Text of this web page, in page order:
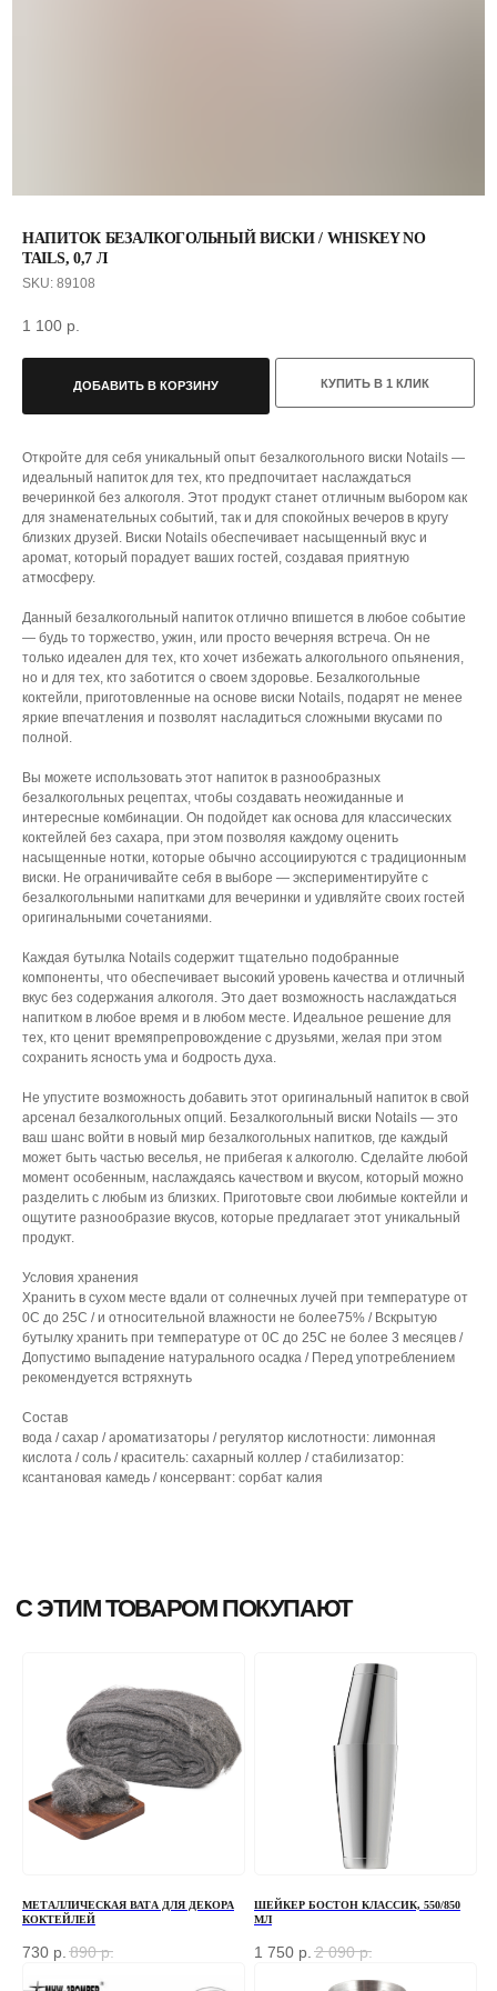
НАПИТОК БЕЗАЛКОГОЛЬНЫЙ ВИСКИ / WHISKEY NO
TAILS, 0,7 Л
SKU: 89108
1 100 р.
ДОБАВИТЬ В КОРЗИНУ КУПИТЬ В 1 КЛИК
Откройте для себя уникальный опыт безалкогольного виски Notails —
идеальный напиток для тех, кто предпочитает наслаждаться
вечеринкой без алкоголя. Этот продукт станет отличным выбором как
для знаменательных событий, так и для спокойных вечеров в кругу
близких друзей. Виски Notails обеспечивает насыщенный вкус и
аромат, который порадует ваших гостей, создавая приятную
атмосферу.
Данный безалкогольный напиток отлично впишется в любое событие
— будь то торжество, ужин, или просто вечерняя встреча. Он не
только идеален для тех, кто хочет избежать алкогольного опьянения,
но и для тех, кто заботится о своем здоровье. Безалкогольные
коктейли, приготовленные на основе виски Notails, подарят не менее
яркие впечатления и позволят насладиться сложными вкусами по
полной.
Вы можете использовать этот напиток в разнообразных
безалкогольных рецептах, чтобы создавать неожиданные и
интересные комбинации. Он подойдет как основа для классических
коктейлей без сахара, при этом позволяя каждому оценить
насыщенные нотки, которые обычно ассоциируются с традиционным
виски. Не ограничивайте себя в выборе — экспериментируйте с
безалкогольными напитками для вечеринки и удивляйте своих гостей
оригинальными сочетаниями.
Каждая бутылка Notails содержит тщательно подобранные
компоненты, что обеспечивает высокий уровень качества и отличный
вкус без содержания алкоголя. Это дает возможность наслаждаться
напитком в любое время и в любом месте. Идеальное решение для
тех, кто ценит времяпрепровождение с друзьями, желая при этом
сохранить ясность ума и бодрость духа.
Не упустите возможность добавить этот оригинальный напиток в свой
арсенал безалкогольных опций. Безалкогольный виски Notails — это
ваш шанс войти в новый мир безалкогольных напитков, где каждый
может быть частью веселья, не прибегая к алкоголю. Сделайте любой
момент особенным, наслаждаясь качеством и вкусом, который можно
разделить с любым из близких. Приготовьте свои любимые коктейли и
ощутите разнообразие вкусов, которые предлагает этот уникальный
продукт.
Условия хранения
Хранить в сухом месте вдали от солнечных лучей при температуре от
0С до 25С / и относительной влажности не более75% / Вскрытую
бутылку хранить при температуре от 0С до 25С не более 3 месяцев /
Допустимо выпадение натурального осадка / Перед употреблением
рекомендуется встряхнуть
Состав
вода / сахар / ароматизаторы / регулятор кислотности: лимонная
кислота / соль / краситель: сахарный коллер / стабилизатор:
ксантановая камедь / консервант: сорбат калия
С ЭТИМ ТОВАРОМ ПОКУПАЮТ
МЕТАЛЛИЧЕСКАЯ ВАТА ДЛЯ ДЕКОРА
КОКТЕЙЛЕЙ
730 р. 890 р.
ШЕЙКЕР БОСТОН КЛАССИК, 550/850
МЛ
1 750 р. 2 090 р.